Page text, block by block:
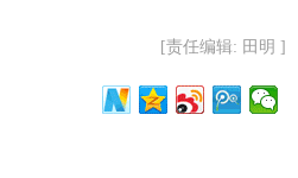
[责任编辑: 田明 ]